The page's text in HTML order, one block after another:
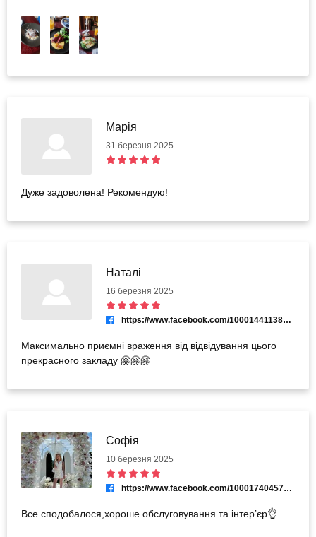
Марія
31 березня 2025
Дуже задоволена! Рекомендую!
Наталі
16 березня 2025
https://www.facebook.com/100014411385770
Максимально приємні враження від відвідування цього
прекрасного закладу 🤗🤗🤗
Софія
10 березня 2025
https://www.facebook.com/100017404572737
Все сподобалося,хороше обслуговування та інтерʼєр👌